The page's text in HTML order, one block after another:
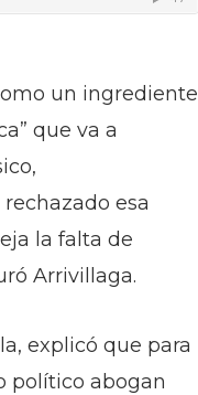
un ingrediente
que va a
esa
la falta de
Arrivillaga.
explicó que para
político abogan